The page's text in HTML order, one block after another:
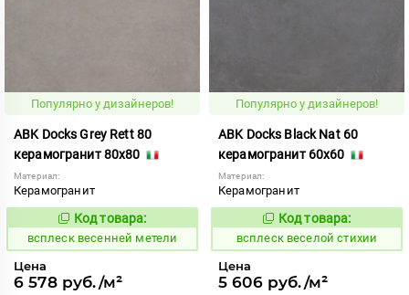
Популярно у дизайнеров!
ABK Docks Grey Rett 80
керамогранит 80x80
Материал:
Керамогранит
235675
Код товара:
всплеск весенней метели
Цена
6 578 руб./м²
Популярно у дизайнеров!
ABK Docks Black Nat 60
керамогранит 60x60
Материал:
Керамогранит
235598
Код товара:
всплеск веселой стихии
Цена
5 606 руб./м²